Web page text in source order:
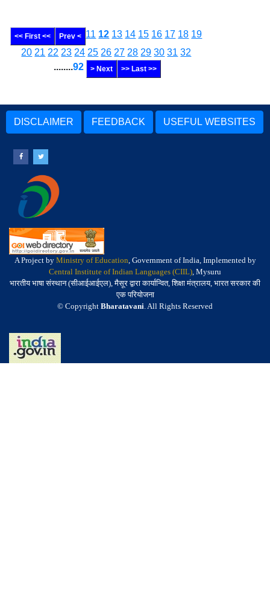
<< First << Prev < 11 12 13 14 15 16 17 18 19
20 21 22 23 24 25 26 27 28 29 30 31 32
........92 > Next >> Last >>
DISCLAIMER FEEDBACK USEFUL WEBSITES
A Project by Ministry of Education, Government of India, Implemented by
Central Institute of Indian Languages (CIIL), Mysuru
भारतीय भाषा संस्थान (सीआईआईएल), मैसूर द्वारा कार्यान्वित, शिक्षा मंत्रालय, भारत सरकार की
एक परियोजना
© Copyright Bharatavani. All Rights Reserved